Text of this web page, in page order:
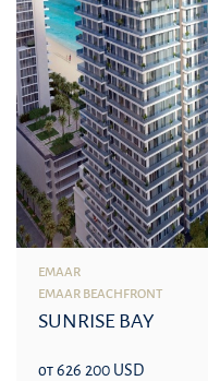
EMAAR
EMAAR BEACHFRONT
SUNRISE BAY
от 626 200 USD